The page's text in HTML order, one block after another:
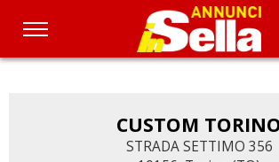
Salta
CUSTOM
STRADA SETTIMO 356